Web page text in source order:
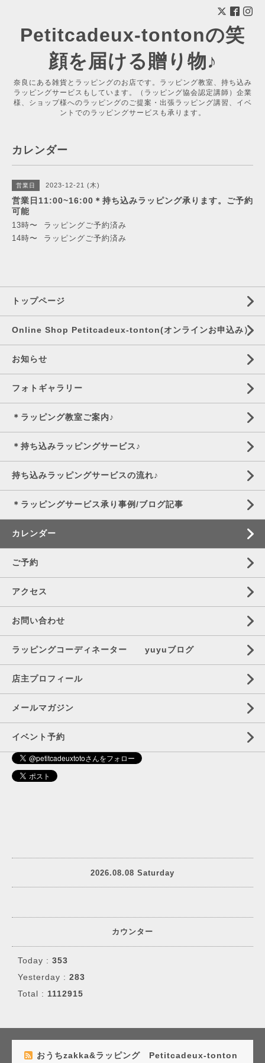
Petitcadeux-tontonの笑
顔を届ける贈り物♪
奈良にある雑貨とラッピングのお店です。ラッピング教室、持ち込み
ラッピングサービスもしています。（ラッピング協会認定講師）企業
様、ショップ様へのラッピングのご提案・出張ラッピング講習、イベ
ントでのラッピングサービスも承ります。
カレンダー
営業日 2023-12-21 (木)
営業日11:00~16:00＊持ち込みラッピング承ります。ご予約
可能
13時〜 ラッピングご予約済み
14時〜 ラッピングご予約済み
トップページ
Online Shop Petitcadeux-tonton(オンラインお申込み）
お知らせ
フォトギャラリー
＊ラッピング教室ご案内♪
＊持ち込みラッピングサービス♪
持ち込みラッピングサービスの流れ♪
＊ラッピングサービス承り事例/ブログ記事
カレンダー
ご予約
アクセス
お問い合わせ
ラッピングコーディネーター yuyuブログ
店主プロフィール
メールマガジン
イベント予約
2026.08.08 Saturday
カウンター
Today : 353
Yesterday : 283
Total : 1112915
おうちzakka&ラッピング Petitcadeux-tonton